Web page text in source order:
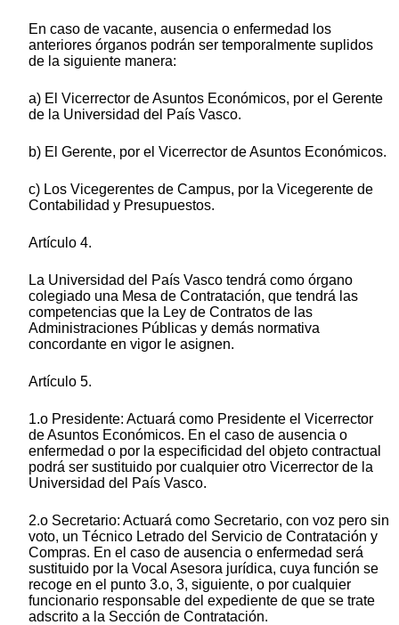
En caso de vacante, ausencia o enfermedad los
anteriores órganos podrán ser temporalmente suplidos
de la siguiente manera:
a) El Vicerrector de Asuntos Económicos, por el Gerente
de la Universidad del País Vasco.
b) El Gerente, por el Vicerrector de Asuntos Económicos.
c) Los Vicegerentes de Campus, por la Vicegerente de
Contabilidad y Presupuestos.
Artículo 4.
La Universidad del País Vasco tendrá como órgano
colegiado una Mesa de Contratación, que tendrá las
competencias que la Ley de Contratos de las
Administraciones Públicas y demás normativa
concordante en vigor le asignen.
Artículo 5.
1.o Presidente: Actuará como Presidente el Vicerrector
de Asuntos Económicos. En el caso de ausencia o
enfermedad o por la especificidad del objeto contractual
podrá ser sustituido por cualquier otro Vicerrector de la
Universidad del País Vasco.
2.o Secretario: Actuará como Secretario, con voz pero sin
voto, un Técnico Letrado del Servicio de Contratación y
Compras. En el caso de ausencia o enfermedad será
sustituido por la Vocal Asesora jurídica, cuya función se
recoge en el punto 3.o, 3, siguiente, o por cualquier
funcionario responsable del expediente de que se trate
adscrito a la Sección de Contratación.